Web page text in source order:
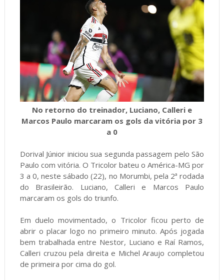
No retorno do treinador, Luciano, Calleri e
Marcos Paulo marcaram os gols da vitória por 3
a 0
Dorival Júnior iniciou sua segunda passagem pelo São
Paulo com vitória. O Tricolor bateu o América-MG por
3 a 0, neste sábado (22), no Morumbi, pela 2ª rodada
do Brasileirão. Luciano, Calleri e Marcos Paulo
marcaram os gols do triunfo.
Em duelo movimentado, o Tricolor ficou perto de
abrir o placar logo no primeiro minuto. Após jogada
bem trabalhada entre Nestor, Luciano e Raí Ramos,
Calleri cruzou pela direita e Michel Araujo completou
de primeira por cima do gol.